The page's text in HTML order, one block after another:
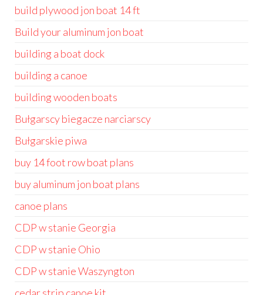
build plywood jon boat 14 ft
Build your aluminum jon boat
building a boat dock
building a canoe
building wooden boats
Bułgarscy biegacze narciarscy
Bułgarskie piwa
buy 14 foot row boat plans
buy aluminum jon boat plans
canoe plans
CDP w stanie Georgia
CDP w stanie Ohio
CDP w stanie Waszyngton